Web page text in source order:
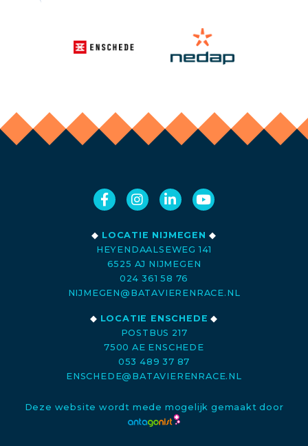
◆ LOCATIE NIJMEGEN ◆
HEYENDAALSEWEG 141
6525 AJ NIJMEGEN
024 361 58 76
NIJMEGEN@BATAVIERENRACE.NL
◆ LOCATIE ENSCHEDE ◆
POSTBUS 217
7500 AE ENSCHEDE
053 489 37 87
ENSCHEDE@BATAVIERENRACE.NL
Deze website wordt mede mogelijk gemaakt door